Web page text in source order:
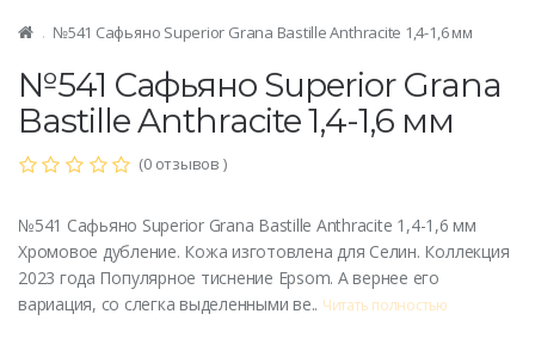
№541 Сафьяно Superior Grana Bastille Anthracite 1,4-1,6 мм
№541 Сафьяно Superior Grana
Bastille Anthracite 1,4-1,6 мм
(0 отзывов )
№541 Сафьяно Superior Grana Bastille Anthracite 1,4-1,6 мм
Хромовое дубление. Кожа изготовлена для Селин. Коллекция
2023 года Популярное тиснение Epsom. А вернее его
вариация, со слегка выделенными ве.. Читать полностью